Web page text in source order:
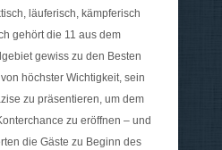
läuferisch, kämpferisch
gehört die 11 aus dem
gewiss zu den Besten
höchster Wichtigkeit, sein
zu präsentieren, um dem
zu eröffnen – und
die Gäste zu Beginn des